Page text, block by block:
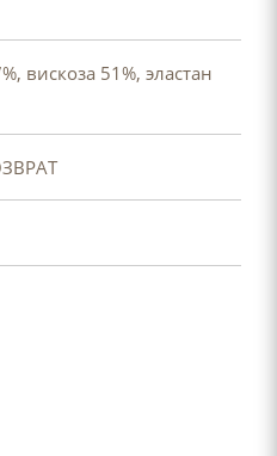
вискоза 51%, эластан